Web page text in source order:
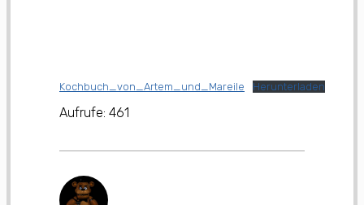
Kochbuch_von_Artem_und_Mareile Herunterladen
Aufrufe: 461